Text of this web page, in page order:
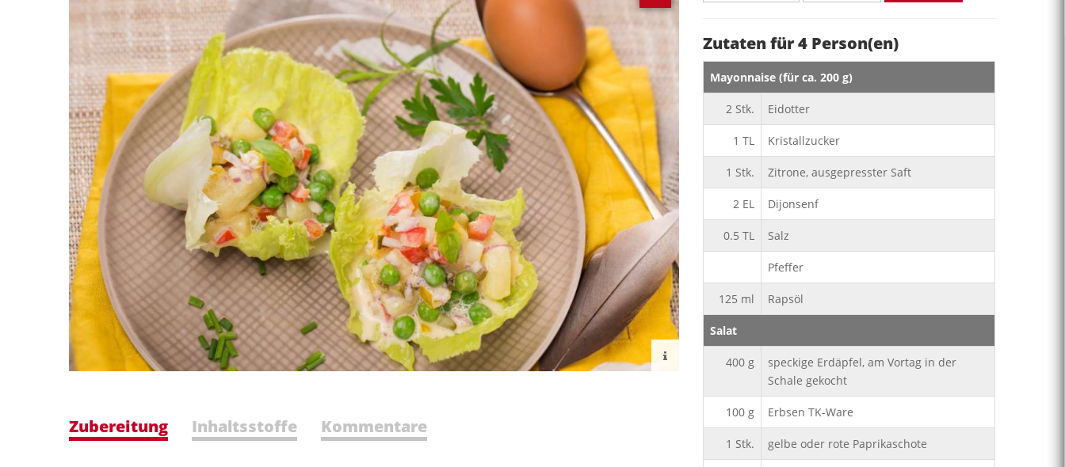
Zubereitung Inhaltsstoffe Kommentare
Zutaten für4 Person(en)
Mayonnaise (für ca. 200 g)
2 Stk. Eidotter
1 TL Kristallzucker
1 Stk. Zitrone, ausgepresster Saft
2 EL Dijonsenf
0.5 TL Salz
Pfeffer
125 ml Rapsöl
Salat
400 g
speckige Erdäpfel, am Vortag in der
Schale gekocht
100 g Erbsen TK-Ware
1 Stk. gelbe oder rote Paprikaschote